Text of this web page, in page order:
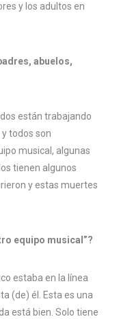
y los adultos en
abuelos,
están trabajando
todos son
musical, algunas
tienen algunos
y estas muertes
equipo musical”?
estaba en la línea
(de) él. Esta es una
está bien. Solo tiene